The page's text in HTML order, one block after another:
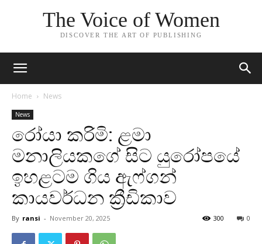
The Voice of Women
DISCOVER THE ART OF PUBLISHING
Home News
News
රෝයා කරිමි: ළමා
මනාලියකගේ සිට යුරෝපයේ
ඉහළටම ගිය ඇෆ්ගන්
කායවර්ධන ක්‍රීඩිකාව
By ransi - November 20, 2025 0
300